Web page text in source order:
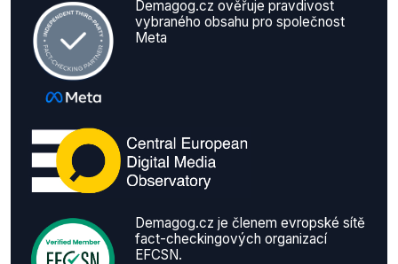
Demagog.cz ověřuje pravdivost
vybraného obsahu pro společnost
Meta
Demagog.cz je členem evropské sítě
fact-checkingových organizací
EFCSN.